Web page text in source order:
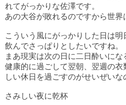
れてがっかりな佐澤です。
あの大谷が敗れるのですから世界
こういう風にがっかりした日は
飲んでさっぱりとしたいですね。
まあ現実は次の日に二日酔いに
健康的に過ごして翌朝、翌週の
しい休日を過ごすのがせいぜい
さみしい夜に乾杯